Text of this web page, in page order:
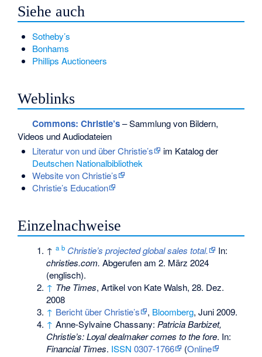
Siehe auch
Sotheby’s
Bonhams
Phillips Auctioneers
Weblinks
Commons: Christie’s– Sammlung von Bildern,
Videos und Audiodateien
Literatur von und über Christie’s
im Katalog der
Deutschen Nationalbibliothek
Website von Christie’s
Christie’s Education
Einzelnachweise
↑a b Christie’s projected global sales total.
In:
christies.com. Abgerufen am 2. März 2024
(englisch).
↑ The Times, Artikel von Kate Walsh, 28. Dez.
2008
↑ Bericht über Christie’s , Bloomberg, Juni 2009.
↑ Anne-Sylvaine Chassany: Patricia Barbizet,
Christie’s: Loyal dealmaker comes to the fore. In:
Financial Times. ISSN 0307-1766 (Online